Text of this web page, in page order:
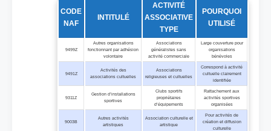
CODE
NAF
INTITULÉ
ACTIVITÉ
ASSOCIATIVE
TYPE
POURQUOI
UTILISÉ
9499Z
Autres organisations
fonctionnant par adhésion
volontaire
Associations
généralistes sans
activité commerciale
Large couverture pour
organisations
bénévoles
9491Z
Activités des
associations cultuelles
Associations
religieuses et cultuelles
Correspond à activité
cultuelle clairement
identifiée
9311Z
Gestion d’installations
sportives
Clubs sportifs
propriétaires
d’équipements
Rattachement aux
activités sportives
organisées
9003B
Autres activités
artistiques
Association culturelle et
artistique
Pour activités de
création et diffusion
culturelle